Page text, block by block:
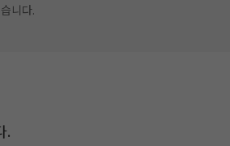
니다.
.